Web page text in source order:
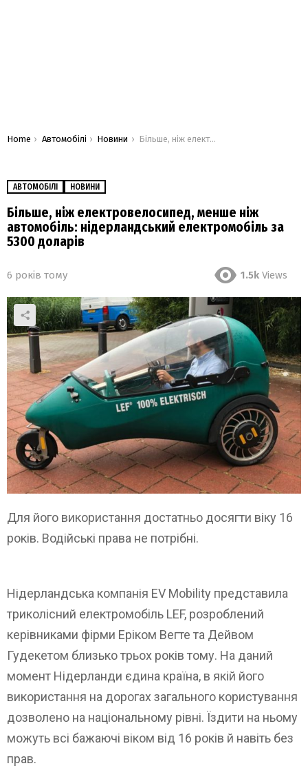
You are here:
Home Автомобілі Новини Більше, ніж електровелосипед, менше ніж автомобіль: нідерландський електромобіль за 5300 доларів
АВТОМОБІЛІ НОВИНИ
Більше, ніж електровелосипед, менше ніж
автомобіль: нідерландський електромобіль за
5300 доларів
6 років тому 1.5k Views
Для його використання достатньо досягти віку 16
років. Водійські права не потрібні.
Нідерландська компанія EV Mobility представила
триколісний електромобіль LEF, розроблений
керівниками фірми Еріком Вегте та Дейвом
Гудекетом близько трьох років тому. На даний
момент Нідерланди єдина країна, в якій його
використання на дорогах загального користування
дозволено на національному рівні. Їздити на ньому
можуть всі бажаючі віком від 16 років й навіть без
прав.